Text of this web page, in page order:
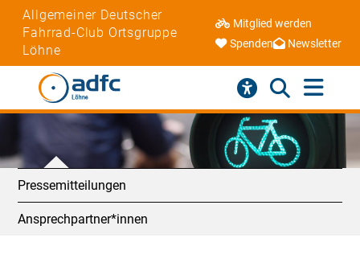
Allgemeiner Deutscher
Fahrrad-Club Ortsgruppe
Löhne
Mitglied werden
Spenden
Newsletter
Pressemitteilungen
Ansprechpartner*innen